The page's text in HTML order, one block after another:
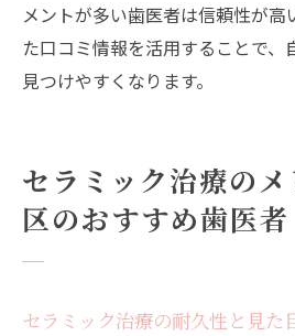
メントが多い歯医者は信頼性が高
た口コミ情報を活用することで、
見つけやすくなります。
セラミック治療の
区のおすすめ歯医者
セラミック治療の耐久性と見た